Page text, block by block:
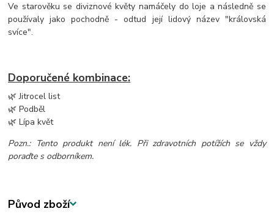
Ve starověku se diviznové květy namáčely do loje a následně se
používaly jako pochodně - odtud její lidový název "královská
svíce".
Doporučené kombinace:
🌿 Jitrocel list
🌿 Podběl
🌿 Lípa květ
Pozn.: Tento produkt není lék. Při zdravotních potížích se vždy
poraďte s odborníkem.
Původ zboží